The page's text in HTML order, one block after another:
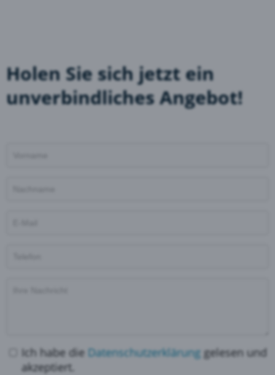
Holen Sie sich jetzt ein
unverbindliches Angebot!
Ich habe die Datenschutzerklärung gelesen und
akzeptiert.